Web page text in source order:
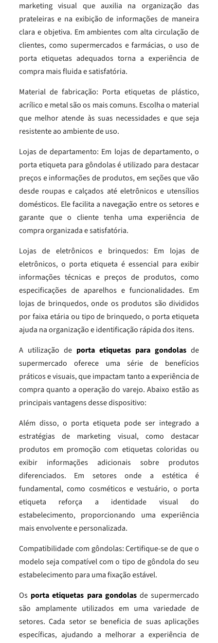
marketing visual que auxilia na organização das
prateleiras e na exibição de informações de maneira
clara e objetiva. Em ambientes com alta circulação de
clientes, como supermercados e farmácias, o uso de
porta etiquetas adequados torna a experiência de
compra mais fluida e satisfatória.
Material de fabricação: Porta etiquetas de plástico,
acrílico e metal são os mais comuns. Escolha o material
que melhor atende às suas necessidades e que seja
resistente ao ambiente de uso.
Lojas de departamento: Em lojas de departamento, o
porta etiqueta para gôndolas é utilizado para destacar
preços e informações de produtos, em seções que vão
desde roupas e calçados até eletrônicos e utensílios
domésticos. Ele facilita a navegação entre os setores e
garante que o cliente tenha uma experiência de
compra organizada e satisfatória.
Lojas de eletrônicos e brinquedos: Em lojas de
eletrônicos, o porta etiqueta é essencial para exibir
informações técnicas e preços de produtos, como
especificações de aparelhos e funcionalidades. Em
lojas de brinquedos, onde os produtos são divididos
por faixa etária ou tipo de brinquedo, o porta etiqueta
ajuda na organização e identificação rápida dos itens.
A utilização de porta etiquetas para gondolas de
supermercado oferece uma série de benefícios
práticos e visuais, que impactam tanto a experiência de
compra quanto a operação do varejo. Abaixo estão as
principais vantagens desse dispositivo:
Além disso, o porta etiqueta pode ser integrado a
estratégias de marketing visual, como destacar
produtos em promoção com etiquetas coloridas ou
exibir informações adicionais sobre produtos
diferenciados. Em setores onde a estética é
fundamental, como cosméticos e vestuário, o porta
etiqueta reforça a identidade visual do
estabelecimento, proporcionando uma experiência
mais envolvente e personalizada.
Compatibilidade com gôndolas: Certifique-se de que o
modelo seja compatível com o tipo de gôndola do seu
estabelecimento para uma fixação estável.
Os porta etiquetas para gondolasde supermercado
são amplamente utilizados em uma variedade de
setores. Cada setor se beneficia de suas aplicações
específicas, ajudando a melhorar a experiência de